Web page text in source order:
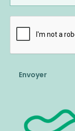
Envoyer